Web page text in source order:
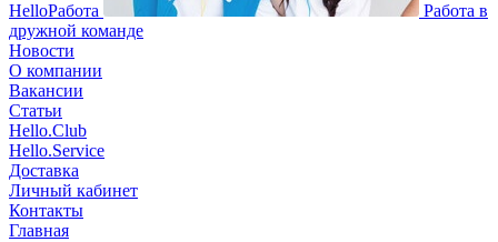
HelloРабота
Работа в
дружной команде
Новости
О компании
Вакансии
Статьи
Hello.Club
Hello.Service
Доставка
Личный кабинет
Контакты
Главная